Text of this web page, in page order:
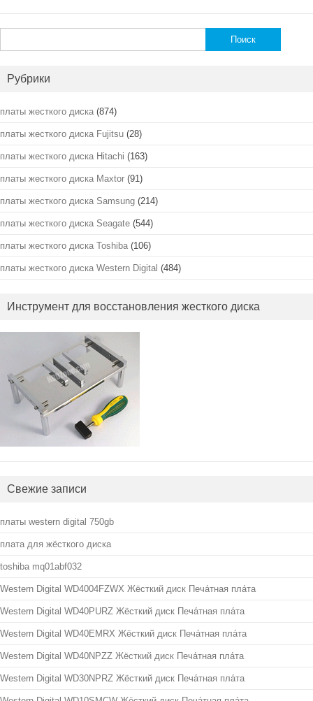
Рубрики
платы жесткого диска (874)
платы жесткого диска Fujitsu (28)
платы жесткого диска Hitachi (163)
платы жесткого диска Maxtor (91)
платы жесткого диска Samsung (214)
платы жесткого диска Seagate (544)
платы жесткого диска Toshiba (106)
платы жесткого диска Western Digital (484)
Инструмент для восстановления жесткого диска
Свежие записи
платы western digital 750gb
плата для жёсткого диска
toshiba mq01abf032
Western Digital WD4004FZWX Жёсткий диск Печа́тная пла́та
Western Digital WD40PURZ Жёсткий диск Печа́тная пла́та
Western Digital WD40EMRX Жёсткий диск Печа́тная пла́та
Western Digital WD40NPZZ Жёсткий диск Печа́тная пла́та
Western Digital WD30NPRZ Жёсткий диск Печа́тная пла́та